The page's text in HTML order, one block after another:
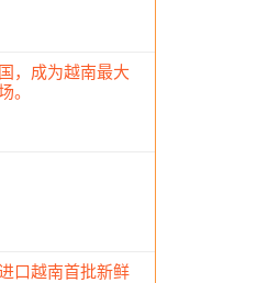
，成为越南最大
。
口越南首批新鲜